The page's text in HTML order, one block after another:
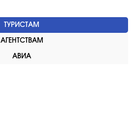
ТУРИСТАМ
АГЕНТСТВАМ
АВИА